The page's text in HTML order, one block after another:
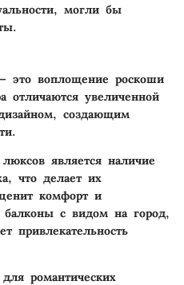
могли бы
воплощение роскоши
отличаются увеличенной
создающим
является наличие
что делает их
комфорт и
с видом на город,
привлекательность
романтических